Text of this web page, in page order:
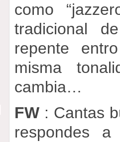
como
tradicional
repente
misma
cambia…
FW : Cantas
respondes